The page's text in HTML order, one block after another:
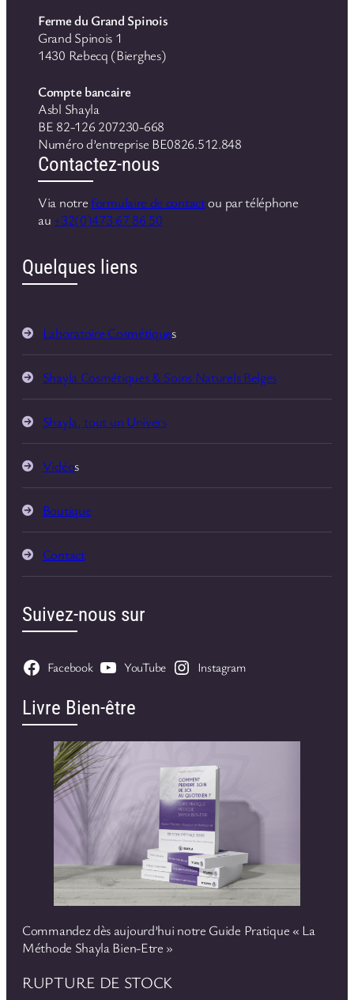
Ferme du Grand Spinois
Grand Spinois 1
1430 Rebecq (Bierghes)
Compte bancaire
Asbl Shayla
BE 82-126 207230-668
Numéro d’entreprise BE0826.512.848
Contactez-nous
Via notreformulaire de contactou par téléphone
au +32(0)473 67 86 50
Quelques liens
Laboratoire Cosmétiques
Shayla Cosmétiques & Soins Naturels Belges
Shayla, tout un Univers
Vidéos
Boutique
Contact
Suivez-nous sur
Facebook YouTube Instagram
Livre Bien-être
Commandez dès aujourd’hui notre Guide Pratique « La
Méthode Shayla Bien-Etre »
RUPTURE DE STOCK